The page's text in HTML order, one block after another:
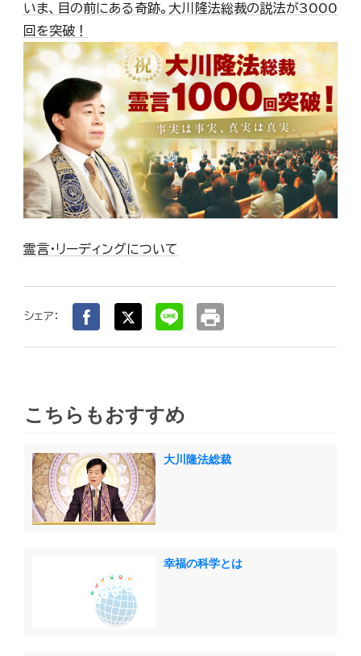
いま、目の前にある奇跡。大川隆法総裁の説法が3000
回を突破！
霊言・リーディングについて
シェア： print
こちらもおすすめ
大川隆法総裁
幸福の科学とは